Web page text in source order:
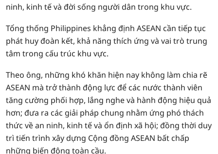
ninh, kinh tế và đời sống người dân trong khu vực.
Tổng thống Philippines khẳng định ASEAN cần tiếp tục
phát huy đoàn kết, khả năng thích ứng và vai trò trung
tâm trong cấu trúc khu vực.
Theo ông, những khó khăn hiện nay không làm chia rẽ
ASEAN mà trở thành động lực để các nước thành viên
tăng cường phối hợp, lắng nghe và hành động hiệu quả
hơn; đưa ra các giải pháp chung nhằm ứng phó thách
thức về an ninh, kinh tế và ổn định xã hội; đồng thời duy
trì tiến trình xây dựng Cộng đồng ASEAN bất chấp
những biến động toàn cầu.